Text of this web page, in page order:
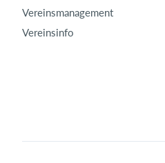
Vereinsmanagement
Vereinsinfo